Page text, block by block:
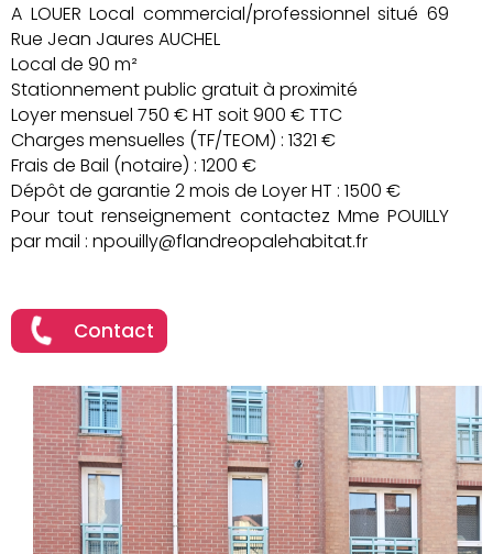
A LOUER Local commercial/professionnel situé 69
Rue Jean Jaures AUCHEL
Local de 90 m²
Stationnement public gratuit à proximité
Loyer mensuel 750 € HT soit 900 € TTC
Charges mensuelles (TF/TEOM) : 1321 €
Frais de Bail (notaire) : 1200 €
Dépôt de garantie 2 mois de Loyer HT : 1500 €
Pour tout renseignement contactez Mme POUILLY
par mail : npouilly@flandreopalehabitat.fr
Contact
900 €